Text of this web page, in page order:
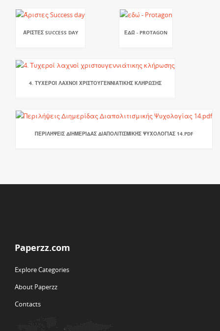
ΆΡΙΣΤΕΣ SUCCESS DAY ΕΔΏ - PROTAGON
4. ΤΥΧΕΡΟΊ ΛΑΧΝΟΊ ΧΡΙΣΤΟΥΓΕΝΝΙΆΤΙΚΗΣ ΚΛΉΡΩΣΗΣ
ΠΕΡΙΛΉΨΕΙΣ ΔΙΗΜΕΡΊΔΑΣ ΔΙΑΠΟΛΙΤΙΣΜΙΚΉΣ ΨΥΧΟΛΟΓΊΑΣ 14.PDF
Paperzz.com
Explore Categories
About Paperzz
Contacts